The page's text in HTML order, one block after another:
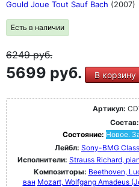
Gould Joue Tout Sauf Bach (2007)
Есть в наличии
6249руб.
5699 руб. В корзину
Артикул:
Состав:
Состояние: Новое.
Лейбл: Sony-BMG
Исполнители: Strauss Richard,
Композиторы: Beethoven,
ван Mozart, Wolfgang Amadeus